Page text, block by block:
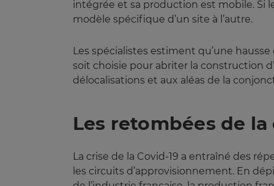
intégrée et sa production est mobile. Si
modèle spécifique d’un site à l’autre.
Les spécialistes estiment qu’une
soit choisie pour abriter la construction
délocalisations et aux aléas de la
Les retombées de
La crise de la Covid-19 a entraîné des
les circuits d’approvisionnement. En